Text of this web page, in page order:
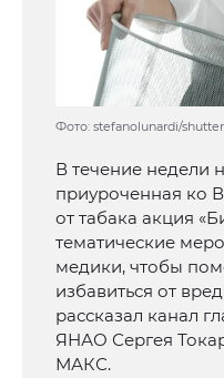
Фото: stefanolunardi/
В течение недели
приуроченная ко
от табака акция
тематические
медики, чтобы
избавиться от
рассказал канал
ЯНАО Сергея
МАКС.